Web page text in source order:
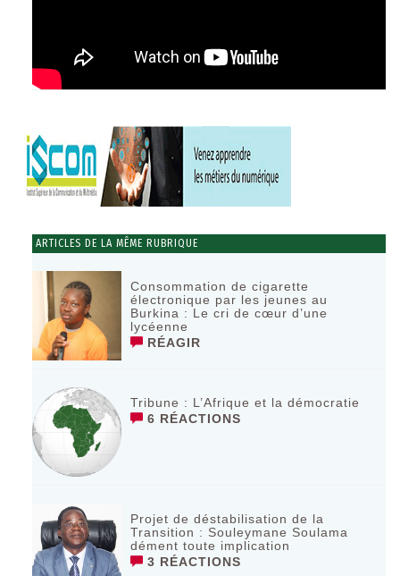
ARTICLES DE LA MÊME RUBRIQUE
Consommation de cigarette
électronique par les jeunes au
Burkina : Le cri de cœur d’une
lycéenne
RÉAGIR
Tribune : L’Afrique et la démocratie
6 RÉACTIONS
Projet de déstabilisation de la
Transition : Souleymane Soulama
dément toute implication
3 RÉACTIONS